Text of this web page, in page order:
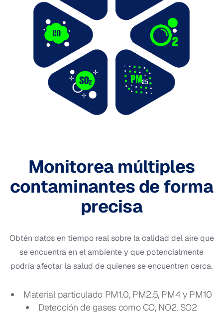
Monitorea múltiples
contaminantes de forma
precisa
Obtén datos en tiempo real sobre la calidad del aire que
se encuentra en el ambiente y que potencialmente
podría afectar la salud de quienes se encuentren cerca.
Material particulado PM1.0, PM2.5, PM4 y PM10
Detección de gases como CO, NO2, SO2